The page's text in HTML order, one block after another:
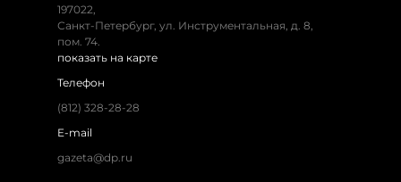
197022,
Санкт-Петербург, ул. Инструментальная, д. 8,
пом. 74.
показать на карте
Телефон
(812) 328-28-28
E-mail
gazeta@dp.ru